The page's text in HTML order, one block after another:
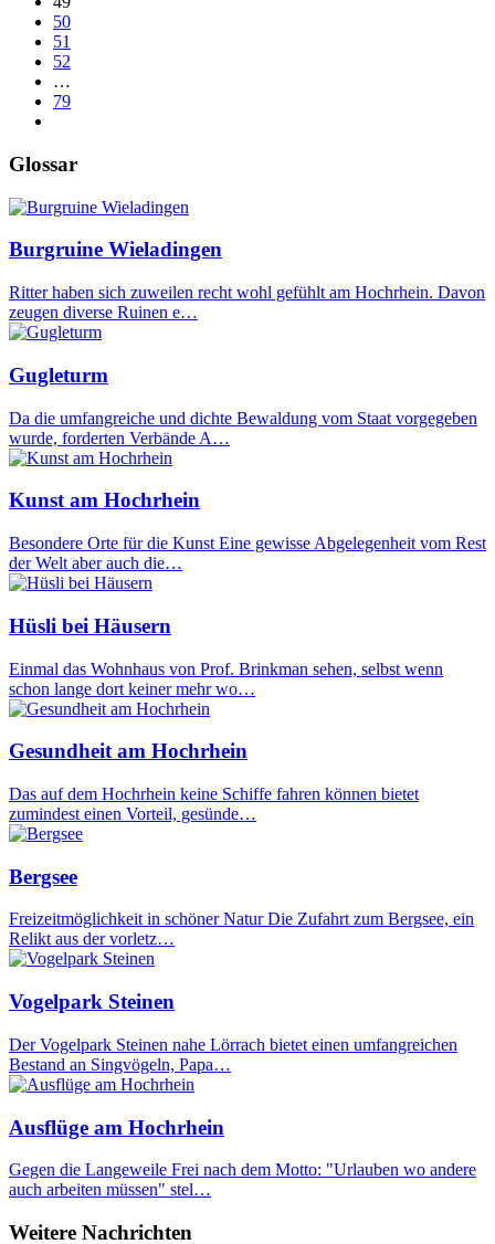
50
51
52
…
79
Glossar
Burgruine Wieladingen
Ritter haben sich zuweilen recht wohl gefühlt am Hochrhein. Davon
zeugen diverse Ruinen e…
Gugleturm
Da die umfangreiche und dichte Bewaldung vom Staat vorgegeben
wurde, forderten Verbände A…
Kunst am Hochrhein
Besondere Orte für die Kunst Eine gewisse Abgelegenheit vom Rest
der Welt aber auch die…
Hüsli bei Häusern
Einmal das Wohnhaus von Prof. Brinkman sehen, selbst wenn
schon lange dort keiner mehr wo…
Gesundheit am Hochrhein
Das auf dem Hochrhein keine Schiffe fahren können bietet
zumindest einen Vorteil, gesünde…
Bergsee
Freizeitmöglichkeit in schöner Natur Die Zufahrt zum Bergsee, ein
Relikt aus der vorletz…
Vogelpark Steinen
Der Vogelpark Steinen nahe Lörrach bietet einen umfangreichen
Bestand an Singvögeln, Papa…
Ausflüge am Hochrhein
Gegen die Langeweile Frei nach dem Motto: "Urlauben wo andere
auch arbeiten müssen" stel…
Weitere Nachrichten